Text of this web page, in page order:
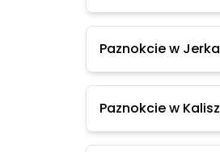
Paznokcie w Jerka
Paznokcie w Kalisz